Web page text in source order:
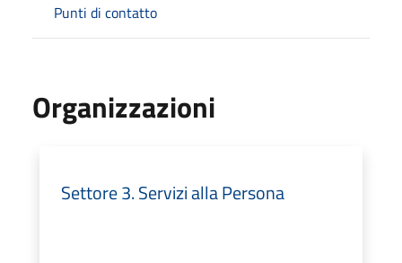
Punti di contatto
Organizzazioni
Settore 3. Servizi alla Persona